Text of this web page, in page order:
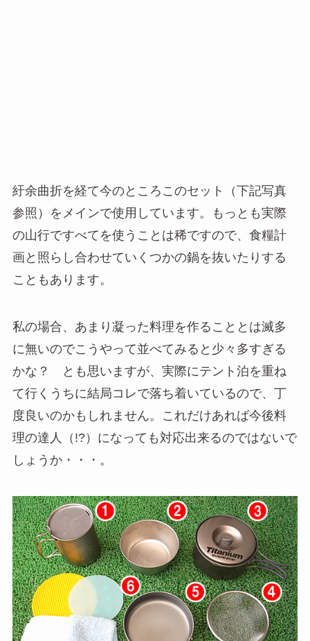
紆余曲折を経て今のところこのセット（下記写真
参照）をメインで使用しています。もっとも実際
の山行ですべてを使うことは稀ですので、食糧計
画と照らし合わせていくつかの鍋を抜いたりする
こともあります。
私の場合、あまり凝った料理を作ることとは滅多
に無いのでこうやって並べてみると少々多すぎる
かな？ とも思いますが、実際にテント泊を重ね
て行くうちに結局コレで落ち着いているので、丁
度良いのかもしれません。これだけあれば今後料
理の達人（!?）になっても対応出来るのではないで
しょうか・・・。